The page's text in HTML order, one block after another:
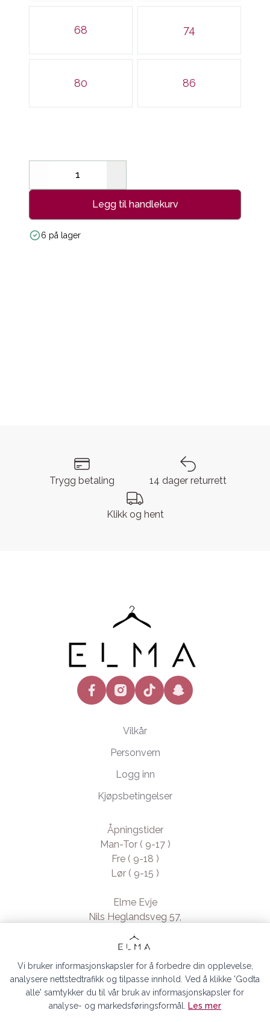
68 74
80 86
Decrease
Legg til handlekurv
6 på lager
Trygg betaling 14 dager returrett
Klikk og hent
facebookinstagramtiktok snapchat
Vilkår
Personvern
Logg inn
Kjøpsbetingelser
Åpningstider
Man-Tor ( 9-17 )
Fre ( 9-18 )
Lør ( 9-15 )
Elme Evje
Nils Heglandsveg 57,
4735 Evje, Norway
- Org. nr. 923370994
Vi bruker informasjonskapsler for å forbedre din opplevelse,
analysere nettstedtrafikk og tilpasse innhold. Ved å klikke 'Godta
alle' samtykker du til vår bruk av informasjonskapsler for
analyse- og markedsføringsformål.
Les mer